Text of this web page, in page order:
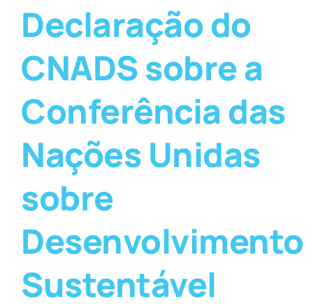
Declaração do
CNADS sobre a
Conferência das
Nações Unidas
sobre
Desenvolvimento
Sustentável